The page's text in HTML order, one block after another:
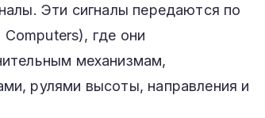
Эти сигналы передаются по
где они
механизмам,
рулями высоты, направления и